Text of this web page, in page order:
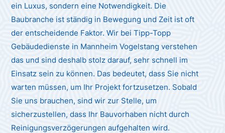
ein Luxus, sondern eine Notwendigkeit. Die
Baubranche ist ständig in Bewegung und Zeit ist oft
der entscheidende Faktor. Wir bei Tipp-Topp
Gebäudedienste in Mannheim Vogelstang verstehen
das und sind deshalb stolz darauf, sehr schnell im
Einsatz sein zu können. Das bedeutet, dass Sie nicht
warten müssen, um Ihr Projekt fortzusetzen. Sobald
Sie uns brauchen, sind wir zur Stelle, um
sicherzustellen, dass Ihr Bauvorhaben nicht durch
Reinigungsverzögerungen aufgehalten wird.